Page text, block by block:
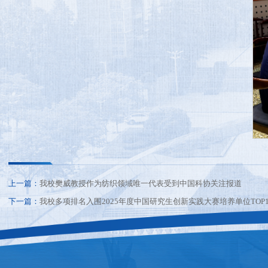
上一篇： 我校樊威教授作为纺织领域唯一代表受到中国科协关注报道
下一篇： 我校多项排名入围2025年度中国研究生创新实践大赛培养单位